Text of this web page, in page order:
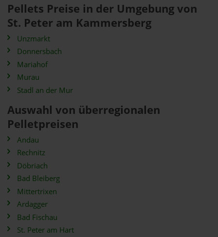
Pellets Preise in der Umgebung von
St. Peter am Kammersberg
Unzmarkt
Donnersbach
Mariahof
Murau
Stadl an der Mur
Auswahl von überregionalen
Pelletpreisen
Andau
Rechnitz
Döbriach
Bad Bleiberg
Mittertrixen
Ardagger
Bad Fischau
St. Peter am Hart